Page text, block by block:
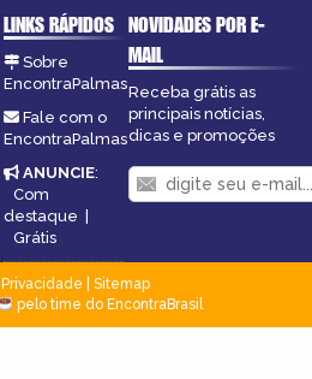
LINKS RÁPIDOS
Sobre
EncontraPalmas
Fale com o
EncontraPalmas
ANUNCIE:
Com
destaque |
Grátis
NOVIDADES POR E-
MAIL
Receba grátis as
principais notícias,
dicas e promoções
Privacidade
Sitemap
pelo time do EncontraBrasil